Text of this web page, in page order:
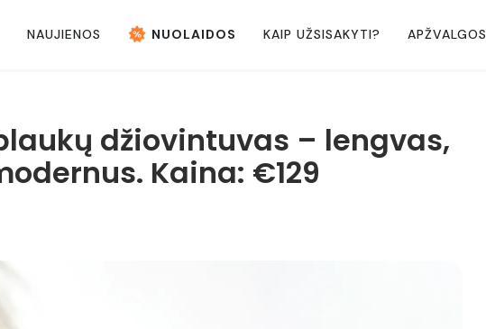
NAUJIENOS NUOLAIDOS KAIP UŽSISAKYTI? APŽVALGOS
džiovintuvas – lengvas,
Kaina: €129